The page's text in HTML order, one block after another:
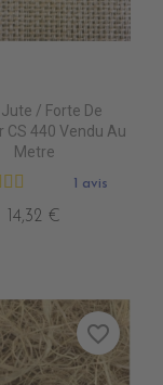
/ Forte De
CS 440 Vendu Au
Metre
1 avis
14,32 €
favorite_border